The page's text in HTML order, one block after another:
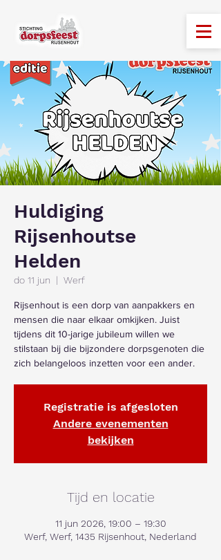
Huldiging
Rijsenhoutse
Helden
do 11 jun
  |
Werf
Rijsenhout is een dorp van aanpakkers en
mensen die naar elkaar omkijken. Juist
tijdens dit 10-jarige jubileum willen we
stilstaan bij die bijzondere dorpsgenoten die
zich belangeloos inzetten voor een ander.
Registratie is afgesloten
Andere evenementen
bekijken
Tijd en locatie
11 jun 2026, 19:00 – 19:30
Werf, Werf, 1435 Rijsenhout, Nederland